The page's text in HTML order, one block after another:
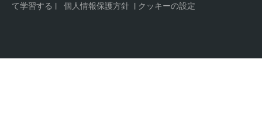
て学習する | 個人情報保護方針 | クッキーの設定